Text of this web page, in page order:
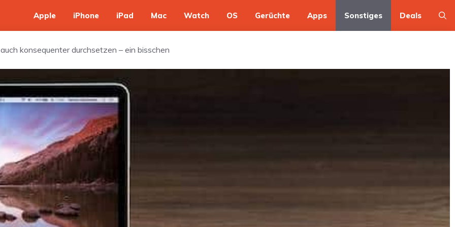
Apple iPhone iPad Mac Watch OS Gerüchte Apps Sonstiges Deals
konsequenter durchsetzen – ein bisschen